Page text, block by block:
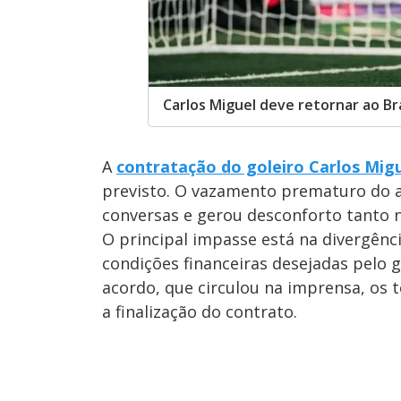
Carlos Miguel deve retornar ao
A contratação do goleiro Carlos
previsto. O vazamento prematuro
conversas e gerou desconforto tanto
O principal impasse está na
condições financeiras desejadas pelo
acordo, que circulou na imprensa,
a finalização do contrato.